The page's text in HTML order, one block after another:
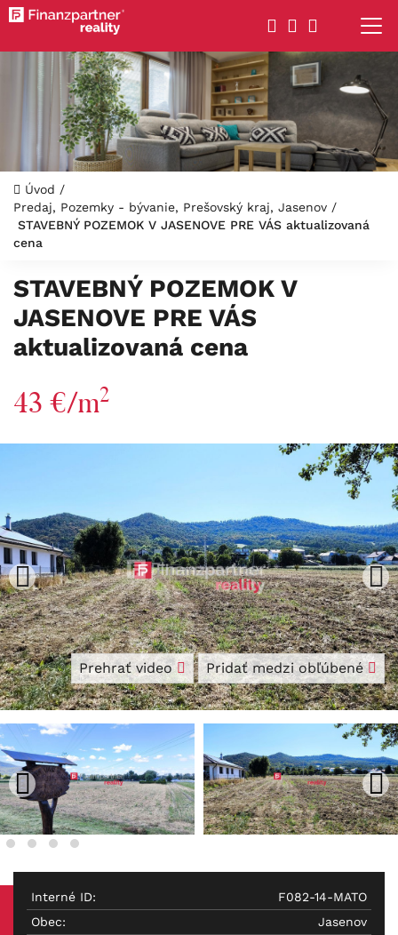
Úvod /
Predaj, Pozemky - bývanie, Prešovský kraj, Jasenov /
STAVEBNÝ POZEMOK V JASENOVE PRE VÁS aktualizovaná
cena
STAVEBNÝ POZEMOK V
JASENOVE PRE VÁS
aktualizovaná cena
43 €/m2
Prehrať video Pridať medzi obľúbené
Interné ID:
F082-14-MATO
Obec:
Jasenov